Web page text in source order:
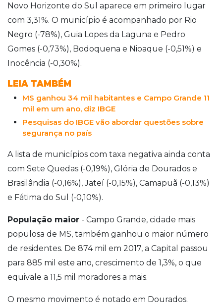
Novo Horizonte do Sul aparece em primeiro lugar
com 3,31%. O município é acompanhado por Rio
Negro (-78%), Guia Lopes da Laguna e Pedro
Gomes (-0,73%), Bodoquena e Nioaque (-0,51%) e
Inocência (-0,30%).
LEIA TAMBÉM
MS ganhou 34 mil habitantes e Campo Grande 11
mil em um ano, diz IBGE
Pesquisas do IBGE vão abordar questões sobre
segurança no país
A lista de municípios com taxa negativa ainda conta
com Sete Quedas (-0,19%), Glória de Dourados e
Brasilândia (-0,16%), Jateí (-0,15%), Camapuã (-0,13%)
e Fátima do Sul (-0,10%).
População maior - Campo Grande, cidade mais
populosa de MS, também ganhou o maior número
de residentes. De 874 mil em 2017, a Capital passou
para 885 mil este ano, crescimento de 1,3%, o que
equivale a 11,5 mil moradores a mais.
O mesmo movimento é notado em Dourados.